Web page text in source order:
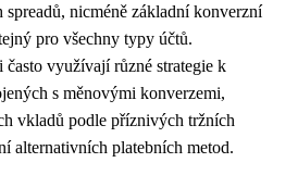
nicméně základní konverzní
pro všechny typy účtů.
využívají různé strategie k
s měnovými konverzemi,
vkladů podle příznivých tržních
alternativních platebních metod.